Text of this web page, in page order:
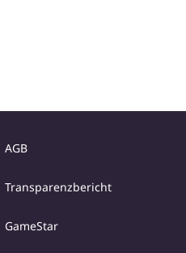
AGB
Transparenzbericht
GameStar